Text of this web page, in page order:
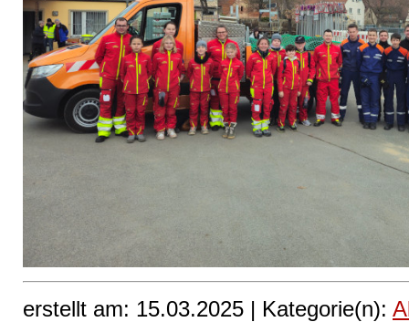
erstellt am: 15.03.2025 | Kategorie(n):